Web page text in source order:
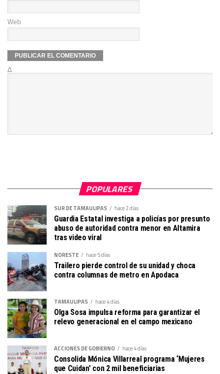
Web
Δ
POPULARES
SUR DE TAMAULIPAS hace 2 días
Guardia Estatal investiga a policías por presunto
abuso de autoridad contra menor en Altamira
tras video viral
NORESTE hace 5 días
Trailero pierde control de su unidad y choca
contra columnas de metro en Apodaca
TAMAULIPAS hace 4 días
Olga Sosa impulsa reforma para garantizar el
relevo generacional en el campo mexicano
ACCIONES DE GOBIERNO hace 4 días
Consolida Mónica Villarreal programa ‘Mujeres
que Cuidan’ con 2 mil beneficiarias